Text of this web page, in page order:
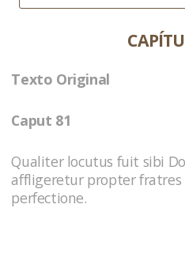
Texto Original
Caput 81
Qualiter locutus fuit sibi
affligeretur propter fratres
perfectione.